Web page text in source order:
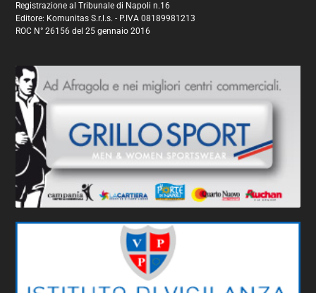
Registrazione al Tribunale di Napoli n.16
Editore: Komunitas S.r.l.s. - P.IVA 08189981213
ROC N° 26156 del 25 gennaio 2016